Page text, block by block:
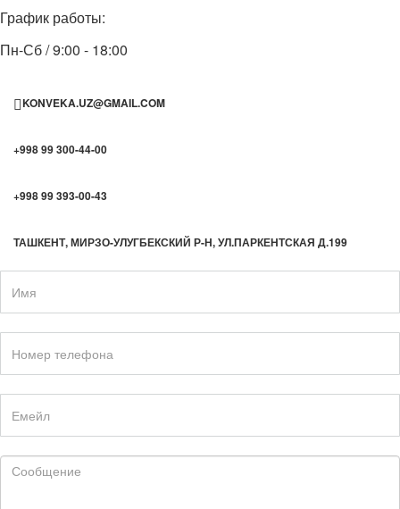
График работы:
Пн-Сб / 9:00 - 18:00
KONVEKA.UZ@GMAIL.COM
+998 99 300-44-00
+998 99 393-00-43
ТАШКЕНТ, МИРЗО-УЛУГБЕКСКИЙ Р-Н, УЛ.ПАРКЕНТСКАЯ Д.199